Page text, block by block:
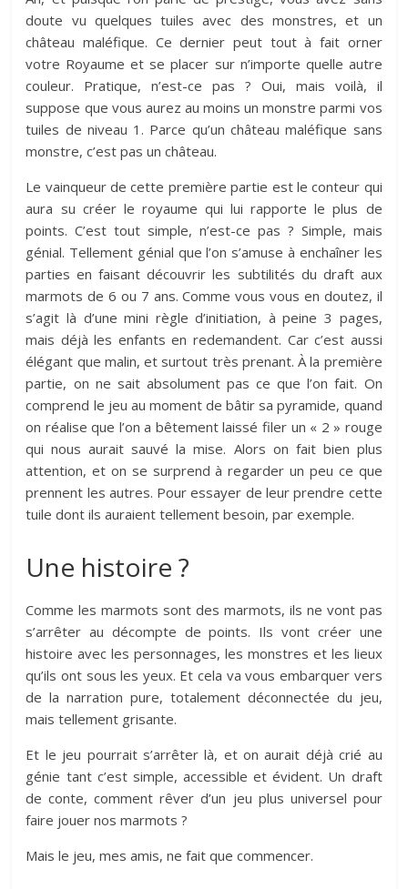
doute vu quelques tuiles avec des monstres, et un
château maléfique. Ce dernier peut tout à fait orner
votre Royaume et se placer sur n’importe quelle autre
couleur. Pratique, n’est-ce pas ? Oui, mais voilà, il
suppose que vous aurez au moins un monstre parmi vos
tuiles de niveau 1. Parce qu’un château maléfique sans
monstre, c’est pas un château.
Le vainqueur de cette première partie est le conteur qui
aura su créer le royaume qui lui rapporte le plus de
points. C’est tout simple, n’est-ce pas ? Simple, mais
génial. Tellement génial que l’on s’amuse à enchaîner les
parties en faisant découvrir les subtilités du draft aux
marmots de 6 ou 7 ans. Comme vous vous en doutez, il
s’agit là d’une mini règle d’initiation, à peine 3 pages,
mais déjà les enfants en redemandent. Car c’est aussi
élégant que malin, et surtout très prenant. À la première
partie, on ne sait absolument pas ce que l’on fait. On
comprend le jeu au moment de bâtir sa pyramide, quand
on réalise que l’on a bêtement laissé filer un « 2 » rouge
qui nous aurait sauvé la mise. Alors on fait bien plus
attention, et on se surprend à regarder un peu ce que
prennent les autres. Pour essayer de leur prendre cette
tuile dont ils auraient tellement besoin, par exemple.
Une histoire ?
Comme les marmots sont des marmots, ils ne vont pas
s’arrêter au décompte de points. Ils vont créer une
histoire avec les personnages, les monstres et les lieux
qu’ils ont sous les yeux. Et cela va vous embarquer vers
de la narration pure, totalement déconnectée du jeu,
mais tellement grisante.
Et le jeu pourrait s’arrêter là, et on aurait déjà crié au
génie tant c’est simple, accessible et évident. Un draft
de conte, comment rêver d’un jeu plus universel pour
faire jouer nos marmots ?
Mais le jeu, mes amis, ne fait que commencer.